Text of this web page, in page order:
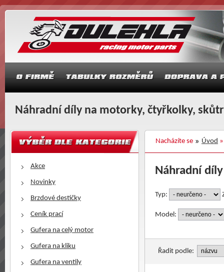
Náhradní díly na motorky, čtyřkolky,
Nacházíte se Úvod
Akce
Novinky
Brzdové destičky
Ceník prací
Gufera na celý motor
Gufera na kliku
Gufera na ventily
Náhradní
Typ:
Model:
Řadit podle: